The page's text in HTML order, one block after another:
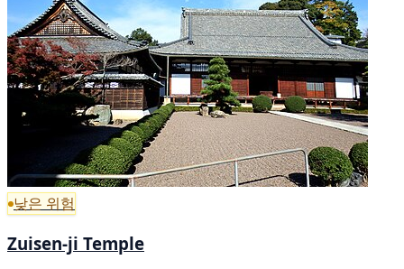
낮은 위험
Zuisen-ji Temple